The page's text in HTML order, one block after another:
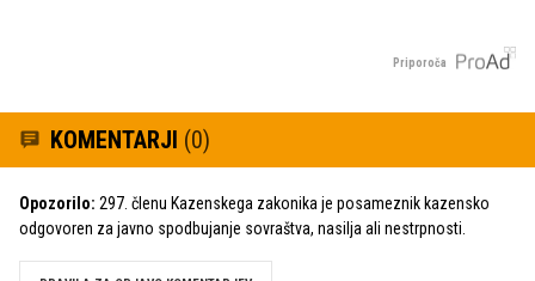
Priporoča
KOMENTARJI (0)
Opozorilo: 297. členu Kazenskega zakonika je posameznik kazensko
odgovoren za javno spodbujanje sovraštva, nasilja ali nestrpnosti.